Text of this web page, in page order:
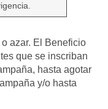
azar. El Beneficio
que se inscriban
hasta agotar
y/o hasta